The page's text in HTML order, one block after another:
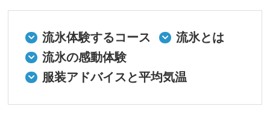
流氷体験するコース
流氷とは
流氷の感動体験
服装アドバイスと平均気温